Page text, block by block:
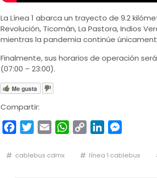
La Línea 1 abarca un trayecto de 9.2
Revolución, Ticomán, La Pastora, Indios
mientras la pandemia continúe
Finalmente, sus horarios de operación
(07:00 – 23:00).
Me gusta
Compartir:
FacebookTwitterEmail WhatsApp
Copy
LinkedIn
cablebus cdmx línea 1 cablebus